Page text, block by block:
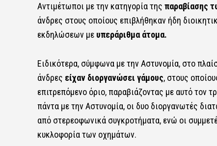
Αντιμέτωποι με την κατηγορία της παραβίασης
άνδρες στους οποίους επιβλήθηκαν ήδη
εκδηλώσεων με υπεράριθμα άτομα.
Ειδικότερα, σύμφωνα με την Αστυνομία, στο
άνδρες είχαν διοργανώσει γάμους, στους
επιτρεπόμενο όριο, παραβιάζοντας με αυτό τον
πάντα με την Αστυνομία, οι δυο διοργανωτές
από στερεοφωνικά συγκροτήματα, ενώ οι
κυκλοφορία των οχημάτων.